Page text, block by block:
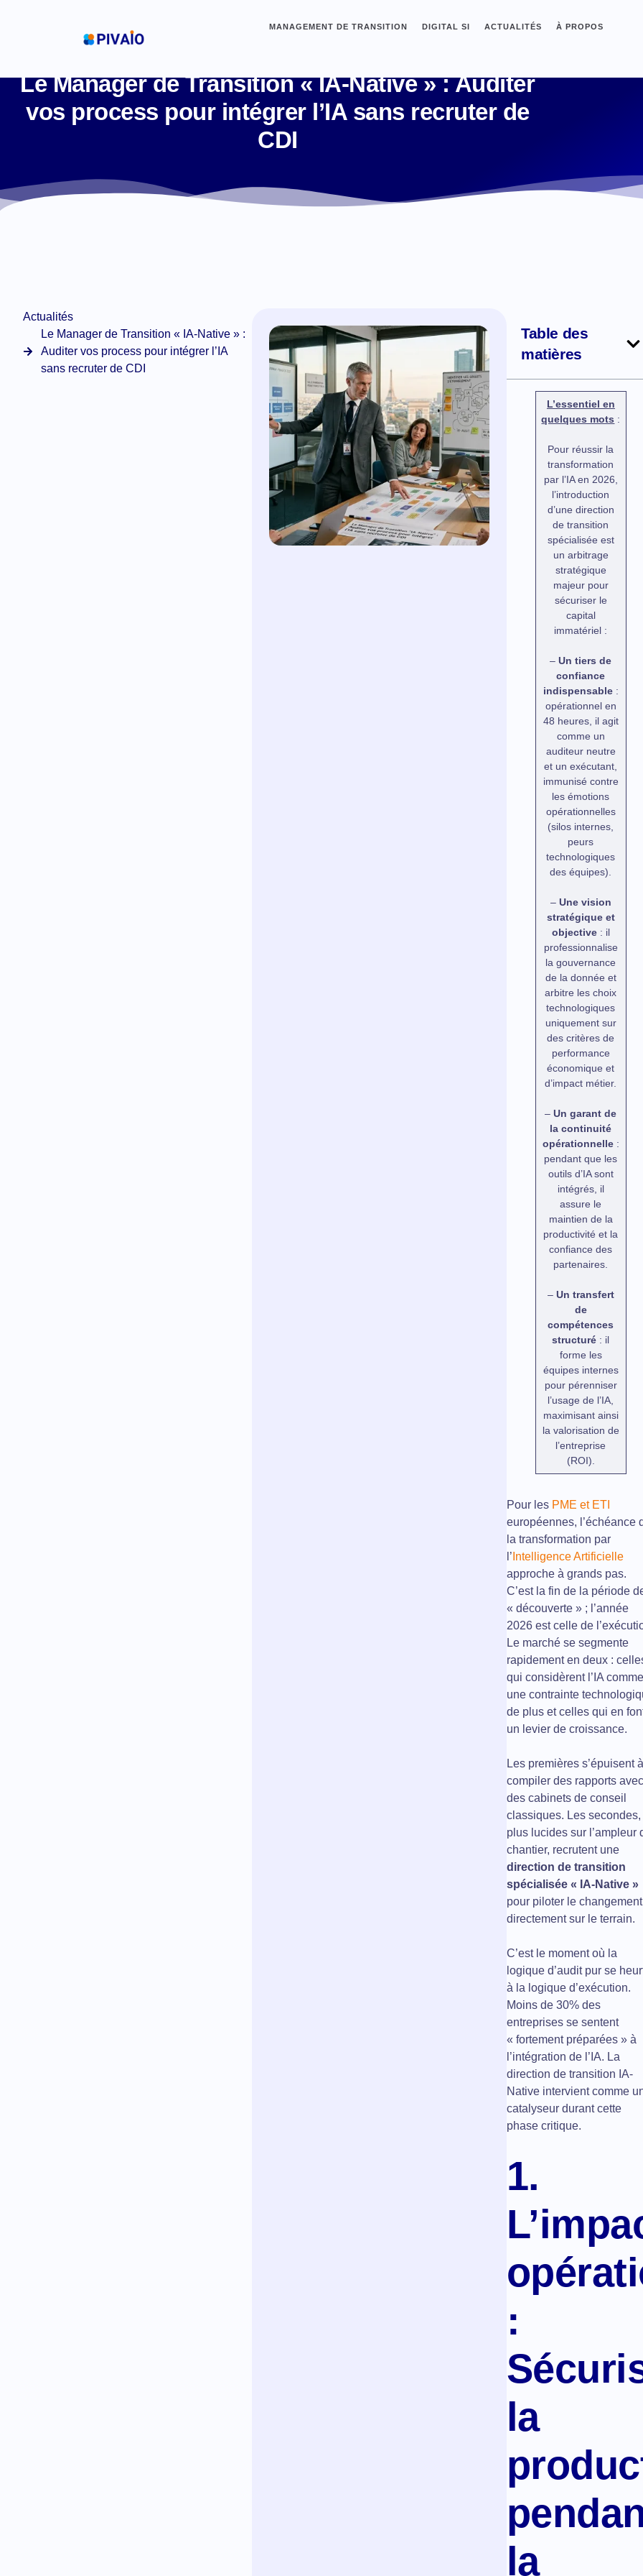
MANAGEMENT DE TRANSITION DIGITAL SI ACTUALITÉS À PROPOS
Le Manager de Transition « IA-Native » : Auditer
vos process pour intégrer l’IA sans recruter de
CDI
Actualités
Le Manager de Transition « IA-Native » :
Auditer vos process pour intégrer l’IA
sans recruter de CDI
Table des
matières
L’essentiel en
quelques mots :
Pour réussir la
transformation
par l’IA en 2026,
l’introduction
d’une direction
de transition
spécialisée est
un arbitrage
stratégique
majeur pour
sécuriser le
capital
immatériel :
–Un tiers de
confiance
indispensable:
opérationnel en
48 heures, il agit
comme un
auditeur neutre
et un exécutant,
immunisé contre
les émotions
opérationnelles
(silos internes,
peurs
technologiques
des équipes).
– Une vision
stratégique et
objective: il
professionnalise
la gouvernance
de la donnée et
arbitre les choix
technologiques
uniquement sur
des critères de
performance
économique et
d’impact métier.
–Un garant de
la continuité
opérationnelle:
pendant que les
outils d’IA sont
intégrés, il
assure le
maintien de la
productivité et la
confiance des
partenaires.
– Un transfert
de
compétences
structuré : il
forme les
équipes internes
pour pérenniser
l’usage de l’IA,
maximisant ainsi
la valorisation de
l’entreprise
(ROI).
Pour les PME et ETI
européennes, l’échéance
la transformation par
l’ Intelligence Artificielle
approche à grands pas.
C’est la fin de la période
« découverte » ; l’année
2026 est celle de
Le marché se segmente
rapidement en deux :
qui considèrent l’IA comme
une contrainte
de plus et celles qui en
un levier de croissance.
Les premières s’épuisent à
compiler des rapports avec
des cabinets de conseil
classiques. Les secondes,
plus lucides sur l’ampleur
chantier, recrutent une
direction de transition
spécialisée « IA-Native »
pour piloter le changement
directement sur le terrain.
C’est le moment où la
logique d’audit pur se
à la logique d’exécution.
Moins de 30% des
entreprises se sentent
« fortement préparées » à
l’intégration de l’IA. La
direction de transition IA-
Native intervient comme
catalyseur durant cette
phase critique.
1.
:
la
la